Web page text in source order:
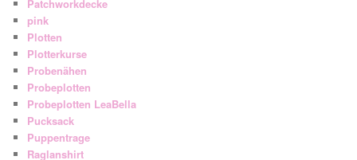
Patchworkdecke
pink
Plotten
Plotterkurse
Probenähen
Probeplotten
Probeplotten LeaBella
Pucksack
Puppentrage
Raglanshirt